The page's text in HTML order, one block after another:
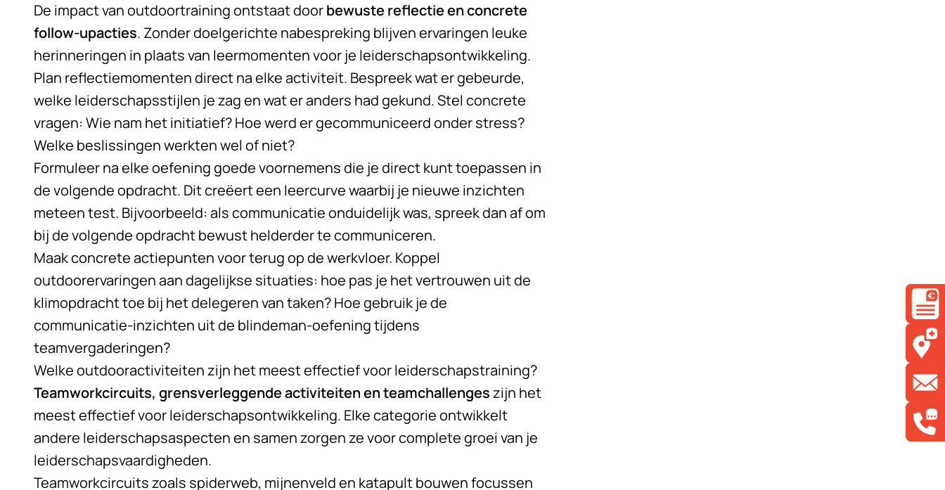
De impact van outdoortraining ontstaat doorbewuste reflectie en concrete
follow-upacties. Zonder doelgerichte nabespreking blijven ervaringen leuke
herinneringen in plaats van leermomenten voor je leiderschapsontwikkeling.
Plan reflectiemomenten direct na elke activiteit. Bespreek wat er gebeurde,
welke leiderschapsstijlen je zag en wat er anders had gekund. Stel concrete
vragen: Wie nam het initiatief? Hoe werd er gecommuniceerd onder stress?
Welke beslissingen werkten wel of niet?
Formuleer na elke oefening goede voornemens die je direct kunt toepassen in
de volgende opdracht. Dit creëert een leercurve waarbij je nieuwe inzichten
meteen test. Bijvoorbeeld: als communicatie onduidelijk was, spreek dan af om
bij de volgende opdracht bewust helderder te communiceren.
Maak concrete actiepunten voor terug op de werkvloer. Koppel
outdoorervaringen aan dagelijkse situaties: hoe pas je het vertrouwen uit de
klimopdracht toe bij het delegeren van taken? Hoe gebruik je de
communicatie-inzichten uit de blindeman-oefening tijdens
teamvergaderingen?
Welke outdooractiviteiten zijn het meest effectief voor leiderschapstraining?
Teamworkcircuits, grensverleggende activiteiten en teamchallengeszijn het
meest effectief voor leiderschapsontwikkeling. Elke categorie ontwikkelt
andere leiderschapsaspecten en samen zorgen ze voor complete groei van je
leiderschapsvaardigheden.
Teamworkcircuits zoals spiderweb, mijnenveld en katapult bouwen focussen